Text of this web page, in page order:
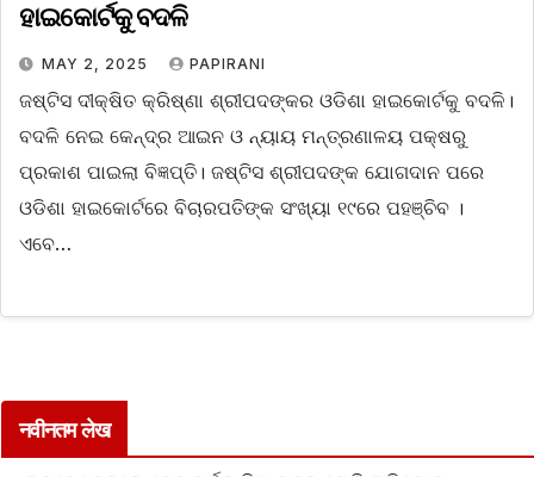
ହାଇକୋର୍ଟକୁ ବଦଳି
MAY 2, 2025 PAPIRANI
ଜଷ୍ଟିସ ଦୀକ୍ଷିତ କ୍ରିଷ୍ଣା ଶ୍ରୀପଦଙ୍କର ଓଡିଶା ହାଇକୋର୍ଟକୁ ବଦଳି।
ବଦଳି ନେଇ କେନ୍ଦ୍ର ଆଇନ ଓ ନ୍ୟାୟ ମନ୍ତ୍ରଣାଳୟ ପକ୍ଷରୁ
ପ୍ରକାଶ ପାଇଲା ବିଜ୍ଞପ୍ତି। ଜଷ୍ଟିସ ଶ୍ରୀପଦଙ୍କ ଯୋଗଦାନ ପରେ
ଓଡିଶା ହାଇକୋର୍ଟରେ ବିଚାରପତିଙ୍କ ସଂଖ୍ୟା ୧୯ରେ ପହଞ୍ଚିବ ।
ଏବେ…
नवीनतम लेख